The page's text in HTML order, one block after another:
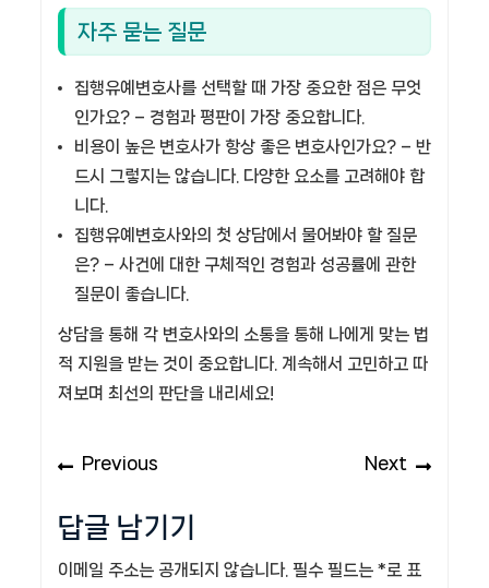
자주 묻는 질문
집행유예변호사를 선택할 때 가장 중요한 점은 무엇
인가요? – 경험과 평판이 가장 중요합니다.
비용이 높은 변호사가 항상 좋은 변호사인가요? – 반
드시 그렇지는 않습니다. 다양한 요소를 고려해야 합
니다.
집행유예변호사와의 첫 상담에서 물어봐야 할 질문
은? – 사건에 대한 구체적인 경험과 성공률에 관한
질문이 좋습니다.
상담을 통해 각 변호사와의 소통을 통해 나에게 맞는 법
적 지원을 받는 것이 중요합니다. 계속해서 고민하고 따
져보며 최선의 판단을 내리세요!
탐
색
Previous Next
답글 남기기
이메일 주소는 공개되지 않습니다. 필수 필드는 *로 표